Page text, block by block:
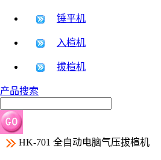
锤平机
入楦机
拔楦机
产品搜索
HK-701 全自动电脑气压拔楦机